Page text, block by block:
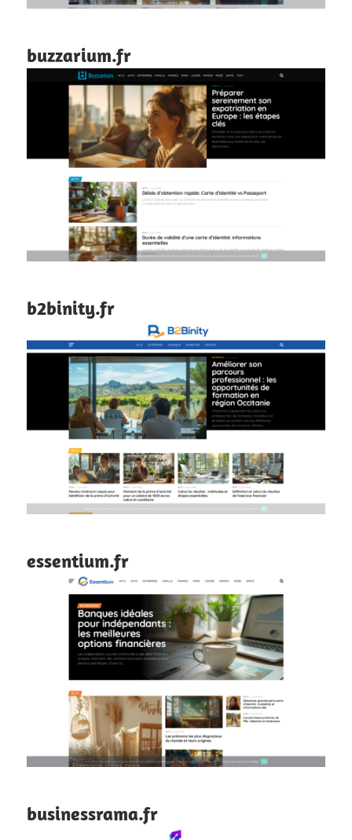
buzzarium.fr
b2binity.fr
essentium.fr
businessrama.fr